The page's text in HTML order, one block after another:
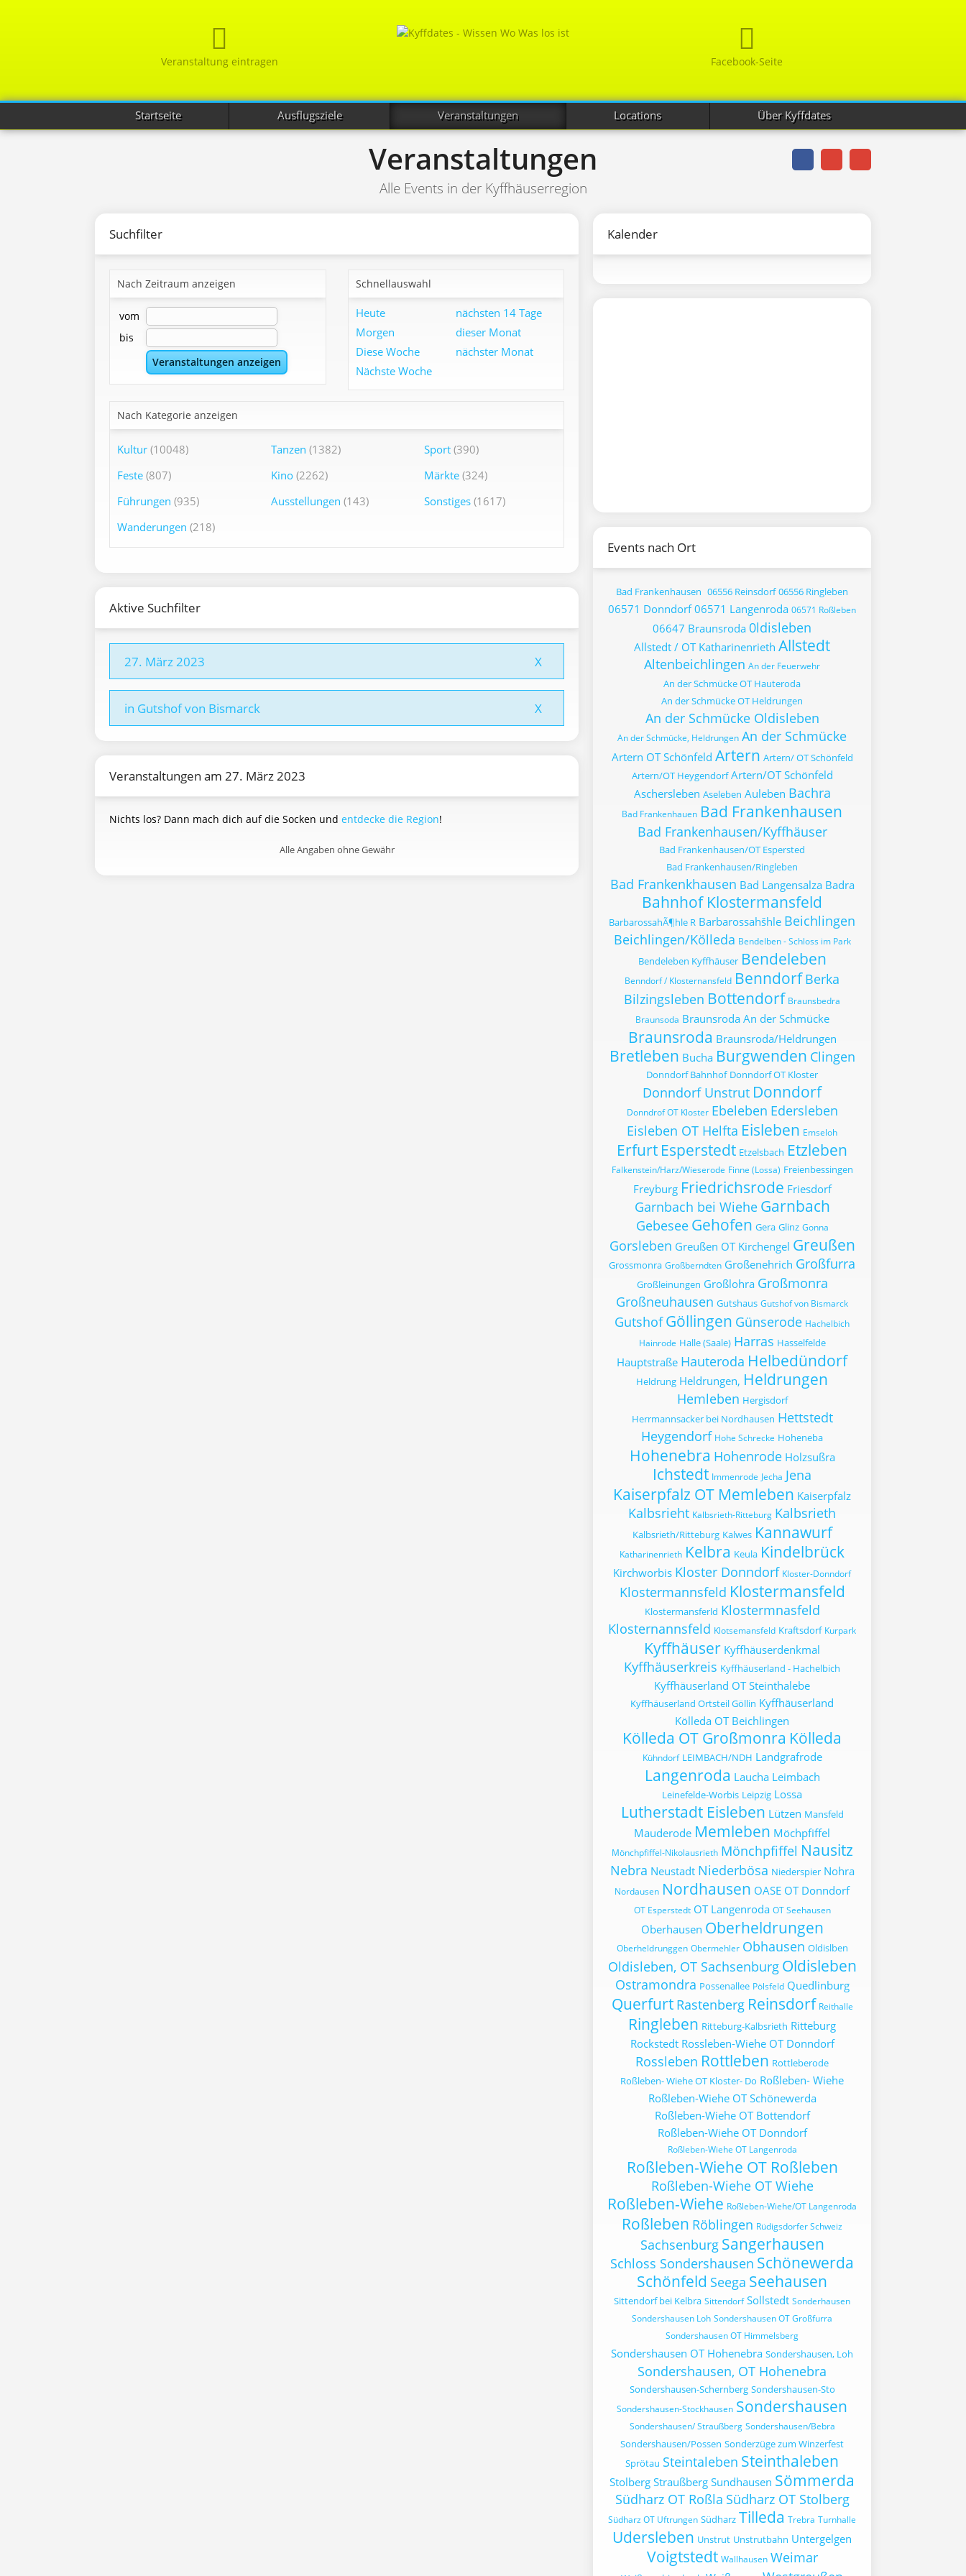
Veranstaltung eintragen Facebook-Seite
Startseite Ausflugsziele Veranstaltungen Locations Über Kyffdates
Veranstaltungen
Alle Events in der Kyffhäuserregion
Suchfilter
Nach Zeitraum anzeigen
vom
bis
Schnellauswahl
Heute
Morgen
Diese Woche
Nächste Woche
nächsten 14 Tage
dieser Monat
nächster Monat
Nach Kategorie anzeigen
Kultur (10048) Tanzen (1382) Sport (390)
Feste (807) Kino(2262) Märkte (324)
Führungen (935) Ausstellungen (143) Sonstiges (1617)
Wanderungen (218)
Aktive Suchfilter
27. März 2023 X
in Gutshof von Bismarck X
Veranstaltungen am 27. März 2023
Nichts los? Dann mach dich auf die Socken und entdecke die Region!
Alle Angaben ohne Gewähr
Kalender
Events nach Ort
Bad Frankenhausen 06556 Reinsdorf 06556 Ringleben
06571 Donndorf 06571 Langenroda 06571 Roßleben
06647 Braunsroda 0ldisleben
Allstedt / OT Katharinenrieth Allstedt
Altenbeichlingen An der Feuerwehr
An der Schmücke OT Hauteroda
An der Schmücke OT Heldrungen
An der Schmücke Oldisleben
An der Schmücke, Heldrungen An der Schmücke
Artern OT Schönfeld Artern Artern/ OT Schönfeld
Artern/OT Heygendorf Artern/OT Schönfeld
Aschersleben Aseleben Auleben Bachra
Bad Frankenhauen Bad Frankenhausen
Bad Frankenhausen/Kyffhäuser
Bad Frankenhausen/OT Espersted
Bad Frankenhausen/Ringleben
Bad Frankenkhausen Bad Langensalza Badra
Bahnhof Klostermansfeld
BarbarossahÃ¶hle R Barbarossahšhle Beichlingen
Beichlingen/Kölleda Bendelben - Schloss im Park
Bendeleben Kyffhäuser Bendeleben
Benndorf / Klosternansfeld Benndorf Berka
Bilzingsleben Bottendorf Braunsbedra
Braunsoda Braunsroda An der Schmücke
Braunsroda Braunsroda/Heldrungen
Bretleben Bucha Burgwenden Clingen
Donndorf Bahnhof Donndorf OT Kloster
Donndorf Unstrut Donndorf
Donndrof OT Kloster Ebeleben Edersleben
Eisleben OT Helfta Eisleben Emseloh
Erfurt Esperstedt Etzelsbach Etzleben
Falkenstein/Harz/Wieserode Finne (Lossa) Freienbessingen
Freyburg Friedrichsrode Friesdorf
Garnbach bei Wiehe Garnbach
Gebesee Gehofen Gera Glinz Gonna
Gorsleben Greußen OT Kirchengel Greußen
Grossmonra Großberndten Großenehrich Großfurra
Großleinungen Großlohra Großmonra
Großneuhausen Gutshaus Gutshof von Bismarck
Gutshof Göllingen Günserode Hachelbich
Hainrode Halle (Saale) Harras Hasselfelde
Hauptstraße Hauteroda Helbedündorf
Heldrung Heldrungen, Heldrungen
Hemleben Hergisdorf
Herrmannsacker bei Nordhausen Hettstedt
Heygendorf Hohe Schrecke Hoheneba
Hohenebra Hohenrode Holzsußra
Ichstedt Immenrode Jecha Jena
Kaiserpfalz OT Memleben Kaiserpfalz
Kalbsrieht Kalbsrieth-Ritteburg Kalbsrieth
Kalbsrieth/Ritteburg Kalwes Kannawurf
Katharinenrieth Kelbra Keula Kindelbrück
Kirchworbis Kloster Donndorf Kloster-Donndorf
Klostermannsfeld Klostermansfeld
Klostermansferld Klostermnasfeld
Klosternannsfeld Klotsemansfeld Kraftsdorf Kurpark
Kyffhäuser Kyffhäuserdenkmal
Kyffhäuserkreis Kyffhäuserland - Hachelbich
Kyffhäuserland OT Steinthalebe
Kyffhäuserland Ortsteil Göllin Kyffhäuserland
Kölleda OT Beichlingen
Kölleda OT Großmonra Kölleda
Kühndorf LEIMBACH/NDH Landgrafrode
Langenroda Laucha Leimbach
Leinefelde-Worbis Leipzig Lossa
Lutherstadt Eisleben Lützen Mansfeld
Mauderode Memleben Möchpfiffel
Mönchpfiffel-Nikolausrieth Mönchpfiffel Nausitz
Nebra Neustadt Niederbösa Niederspier Nohra
Nordausen Nordhausen OASE OT Donndorf
OT Esperstedt OT Langenroda OT Seehausen
Oberhausen Oberheldrungen
Oberheldrunggen Obermehler Obhausen Oldislben
Oldisleben, OT Sachsenburg Oldisleben
Ostramondra Possenallee Pölsfeld Quedlinburg
Querfurt Rastenberg Reinsdorf Reithalle
Ringleben Ritteburg-Kalbsrieth Ritteburg
Rockstedt Rossleben-Wiehe OT Donndorf
Rossleben Rottleben Rottleberode
Roßleben- Wiehe OT Kloster- Do Roßleben- Wiehe
Roßleben-Wiehe OT Schönewerda
Roßleben-Wiehe OT Bottendorf
Roßleben-Wiehe OT Donndorf
Roßleben-Wiehe OT Langenroda
Roßleben-Wiehe OT Roßleben
Roßleben-Wiehe OT Wiehe
Roßleben-Wiehe Roßleben-Wiehe/OT Langenroda
Roßleben Röblingen Rüdigsdorfer Schweiz
Sachsenburg Sangerhausen
Schloss Sondershausen Schönewerda
Schönfeld Seega Seehausen
Sittendorf bei Kelbra Sittendorf Sollstedt Sonderhausen
Sondershausen Loh Sondershausen OT Großfurra
Sondershausen OT Himmelsberg
Sondershausen OT Hohenebra Sondershausen, Loh
Sondershausen, OT Hohenebra
Sondershausen-Schernberg Sondershausen-Sto
Sondershausen-Stockhausen Sondershausen
Sondershausen/ Straußberg Sondershausen/Bebra
Sondershausen/Possen Sonderzüge zum Winzerfest
Sprötau Steintaleben Steinthaleben
Stolberg Straußberg Sundhausen Sömmerda
Südharz OT Roßla Südharz OT Stolberg
Südharz OT Uftrungen Südharz Tilleda Trebra Turnhalle
Udersleben Unstrut Unstrutbahn Untergelgen
Voigtstedt Wallhausen Weimar